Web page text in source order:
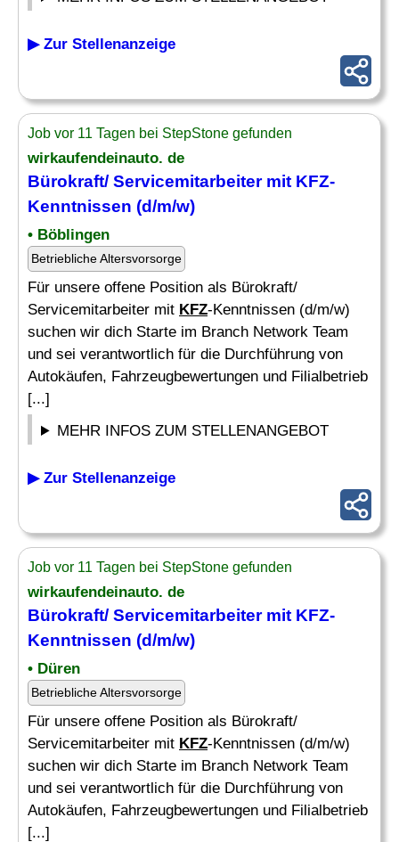
▶ Zur Stellenanzeige
Job vor 11 Tagen bei StepStone gefunden
wirkaufendeinauto. de
Bürokraft/ Servicemitarbeiter mit KFZ-
Kenntnissen (d/m/w)
• Böblingen
Betriebliche Altersvorsorge
Für unsere offene Position als Bürokraft/
Servicemitarbeiter mit KFZ-Kenntnissen (d/m/w)
suchen wir dich Starte im Branch Network Team
und sei verantwortlich für die Durchführung von
Autokäufen, Fahrzeugbewertungen und Filialbetrieb
[...]
MEHR INFOS ZUM STELLENANGEBOT
▶ Zur Stellenanzeige
Job vor 11 Tagen bei StepStone gefunden
wirkaufendeinauto. de
Bürokraft/ Servicemitarbeiter mit KFZ-
Kenntnissen (d/m/w)
• Düren
Betriebliche Altersvorsorge
Für unsere offene Position als Bürokraft/
Servicemitarbeiter mit KFZ-Kenntnissen (d/m/w)
suchen wir dich Starte im Branch Network Team
und sei verantwortlich für die Durchführung von
Autokäufen, Fahrzeugbewertungen und Filialbetrieb
[...]